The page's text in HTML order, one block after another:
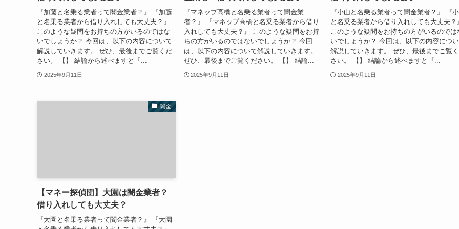
『加藤と名乗る業者って闇金業者？』 『加藤
と名乗る業者から借り入れしても大丈夫？』
このような疑問をお持ちの方がいるのではな
いでしょうか？ 今回は、以下の内容について
解説していきます。 ぜひ、最後までご覧くだ
さい。 【】 結論から述べますと『...
2025年9月11日
『マネップ高橋と名乗る業者って闇金業
者？』 『マネップ高橋と名乗る業者から借り
入れしても大丈夫？』 このような疑問をお持
ちの方がいるのではないでしょうか？ 今回
は、以下の内容について解説していきます。
ぜひ、最後までご覧ください。 【】 結論...
2025年9月11日
『小山と名乗る業者って闇金業者？』 『
と名乗る業者から借り入れしても大丈夫？
このような疑問をお持ちの方がいるのでは
いでしょうか？ 今回は、以下の内容につ
解説していきます。 ぜひ、最後までご覧
さい。 【】 結論から述べますと『...
2025年9月11日
闇金
【マネー探偵団】大園は闇金業者？
借り入れしても大丈夫？
『大園と名乗る業者って闇金業者？』 『大園